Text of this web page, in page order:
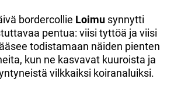
bordercollie Loimu synnytti
pentua: viisi tyttöä ja viisi
todistamaan näiden pienten
kun ne kasvavat kuuroista ja
vilkkaiksi koiranaluiksi.